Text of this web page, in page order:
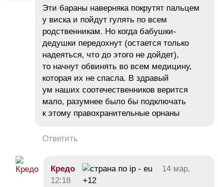
Эти бараны наверняка покрутят пальцем
у виска и пойдут гулять по всем
родственникам. Но когда бабушки-
дедушки передохнут (остается только
надеяться, что до этого не дойдет),
то начнут обвинять во всем медицину,
которая их не спасла. В здравый
ум наших соотечественников верится
мало, разумнее было бы подключать
к этому правохранительные орнаны
Ответить
Кредо
14 мар,
12:18
+12